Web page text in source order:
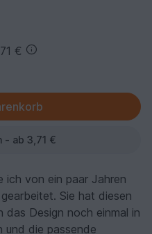
€
- ab 3,71 €
ich von ein paar Jahren
Sie hat diesen
Design noch einmal in
und die passende